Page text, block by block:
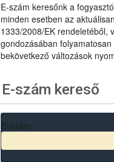
E-szám keresőnk a
minden esetben az
1333/2008/EK rendeletéből,
gondozásában folyamatosan
bekövetkező változások
E-szám kereső